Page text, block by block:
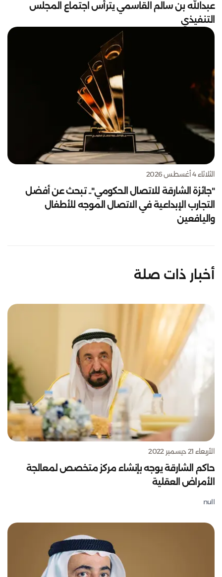
عبدالله بن سالم القاسمي يترأس اجتماع المجلس
التنفيذي
الثلاثاء 4 أغسطس 2026
"جائزة الشارقة للاتصال الحكومي".. تبحث عن أفضل
التجارب الإبداعية في الاتصال الموجه للأطفال
واليافعين
أخبار ذات صلة
الأربعاء 21 ديسمبر 2022
حاكم الشارقة يوجه بإنشاء مركز متخصص لمعالجة
الأمراض العقلية
null